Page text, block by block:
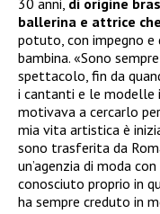
ballerina e attrice
potuto, con impegno e
bambina. «Sono
spettacolo, fin da
i cantanti e le modelle
motivava a cercarlo
mia vita artistica è
sono trasferita da
un’agenzia di moda
conosciuto proprio in
ha sempre creduto in